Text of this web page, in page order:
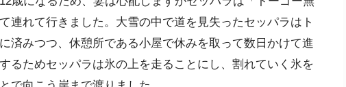
連れて行きました。大雪の中で道を見失ったセッパラはト
済みつつ、休憩所である小屋で休みを取って数日かけて進
るためセッパラは氷の上を走ることにし、割れていく氷を